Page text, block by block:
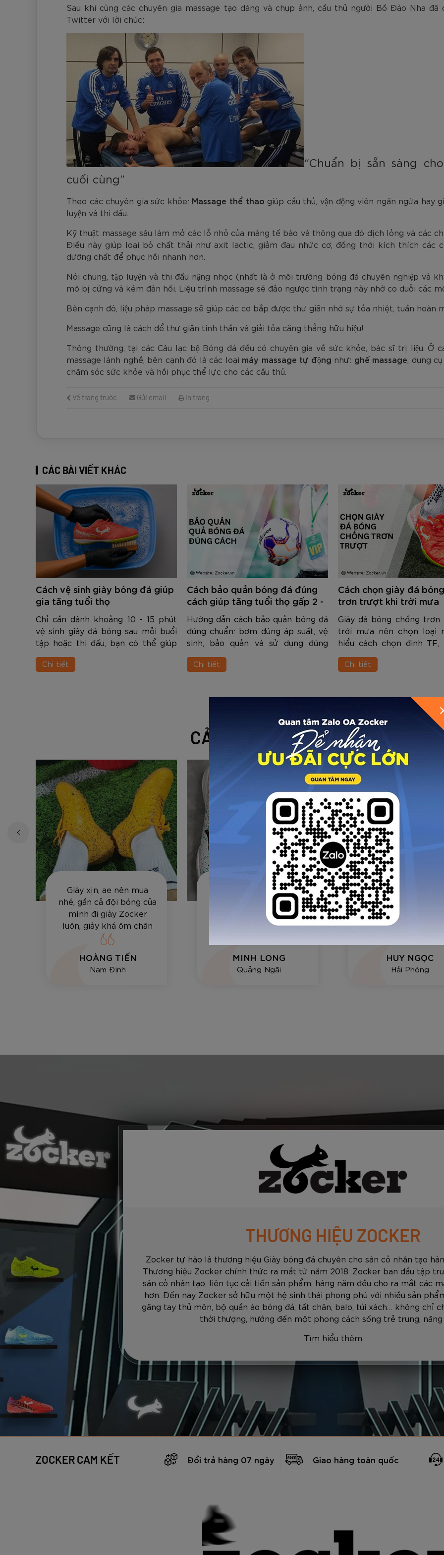
Giày trẻ em
Zocker Space
779.000VNĐ 779.000 VNĐ 779.000
Giày Pickleball
Khung lưới Pickleball
Quần áo Pickleball
Phụ kiện Pickleball
BST Pickleball Zocker Junior
Đen2.890.000VNĐ
Tím
2.890.000VNĐ
Trắng
2.890.000
Carbon Xanh Cam
1.690.000VNĐ
Carbon Trắng Xanh
1.690.000VNĐ
Carbon
1.290.000
ZK5-AS205
1.690.000VNĐ
Microfiber ZK5-206
1.290.000VNĐ 990.000
569.000VNĐ 450.000 VNĐ 650.000
Sau khi cùng các chuyên gia massage tạo dáng và chụp ảnh, cầu thủ người Bồ Đào Nha
Twitter với lời chúc:
“Chuẩn bị sẵn sàng
cuối cùng”
Theo các chuyên gia sức khỏe: Massage thể thao giúp cầu thủ, vận động viên ngăn ngừa
luyện và thi đấu.
Kỹ thuật massage sâu làm mở các lỗ nhỏ của màng tế bào và thông qua đó dịch lỏng và các
Điều này giúp loại bỏ chất thải như axit lactic, giảm đau nhức cơ, đồng thời kích thích các
dưỡng chất để phục hồi nhanh hơn.
Nói chung, tập luyện và thi đấu nặng nhọc (nhất là ở môi trường bóng đá chuyên nghiệp và
mô bị cứng và kém đàn hồi. Liệu trình massage sẽ đảo ngược tình trạng này nhờ co duỗi các
Bên cạnh đó, liệu pháp massage sẽ giúp các cơ bắp được thư giãn nhờ sự tỏa nhiệt, tuần hoàn
Massage cũng là cách để thư giãn tinh thần và giải tỏa căng thẳng hữu hiệu!
Thông thường, tại các Câu lạc bộ Bóng đá đều có chuyên gia về sức khỏe, bác sĩ trị liệu. Ở
massage lành nghề, bên cạnh đó là các loại máy massage tự động như: ghế massage , dụng
chăm sóc sức khỏe và hồi phục thể lực cho các cầu thủ.
Về trang trước Gửi email In trang
CÁC BÀI VIẾT KHÁC
Cách vệ sinh giày bóng đá giúp
gia tăng tuổi thọ
Chỉ cần dành khoảng 10 - 15 phút
vệ sinh giày đá bóng sau mỗi buổi
tập hoặc thi đấu, bạn có thể giúp
đôi giày luôn sạch sẽ, duy trì hiệu
suất và kéo dài tuổi thọ đáng kể.
Chi tiết
Cách bảo quản bóng đá đúng
cách giúp tăng tuổi thọ gấp 2 -
3 lần
Hướng dẫn cách bảo quản bóng đá
đúng chuẩn: bơm đúng áp suất, vệ
sinh, bảo quản và sử dụng đúng
cách giúp bóng bền hơn gấp 2 - 3
lần, giữ độ nảy và cảm giác bóng
Chi tiết
Cách chọn giày đá
trơn trượt khi trời mưa
Giày đá bóng chống
trời mưa nên chọn loại
hiểu cách chọn đinh TF,
liệu upper, lót giày và
bám sân an toàn khi thi
Chi tiết
CẢM NHẬN KHÁCH HÀNG VỀ
Giày xịn, ae nên mua
nhé, gần cả đội bóng của
mình đi giày Zocker
luôn, giày khá ôm chân
và bền, vê bóng hay sút
HOÀNG TIẾN
Nam Định
Sản phẩm ok chạy trên
sân ko bị ngã vì nó trợ
lực tốt. Đã đi thử 1 trận
đá rồi mới feedback cho
MINH LONG
Quảng Ngãi
Quá tuyệt vời hàng
Nam chất lượng
vừa vặn, chất liệu
giác mềm, dai
HUY NGỌC
Hải Phòng
THƯƠNG HIỆU ZOCKER
Zocker tự hào là thương hiệu Giày bóng đá chuyên cho sân cỏ nhân tạo
Thương hiệu Zocker chính thức ra mắt từ năm 2018. Zocker ban đầu tập
sân cỏ nhân tạo, liên tục cải tiến sản phẩm, hàng năm đều cho ra mắt các
hơn. Đến nay Zocker sở hữu một hệ sinh thái phong phú với nhiều sản
găng tay thủ môn, bộ quần áo bóng đá, tất chân, balo, túi xách… không chỉ
thời thượng, hướng đến một phong cách sống trẻ trung, năng
Tìm hiểu thêm
ZOCKER CAM KẾT Đổi trả hàng 07 ngày Giao hàng toàn quốc